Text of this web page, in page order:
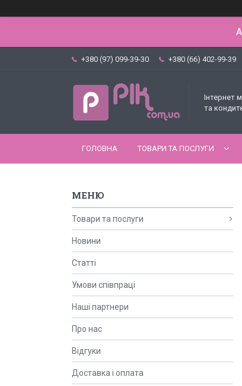
+380 (97) 099-39-30 +380 (66) 402-99-39
Інтернет
та
ГОЛОВНА ТОВАРИ ТА ПОСЛУГИ
Товари та послуги
Новини
Статті
Умови співпраці
Наші партнери
Про нас
Відгуки
Доставка і оплата